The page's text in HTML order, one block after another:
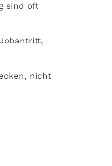
sind oft
nicht